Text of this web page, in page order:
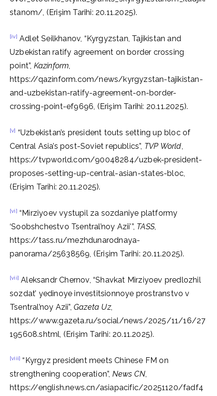
stanom/, (Erişim Tarihi: 20.11.2025).
[iv] Adlet Seilkhanov, “Kyrgyzstan, Tajikistan and
Uzbekistan ratify agreement on border crossing
point”, Kazinform,
https://qazinform.com/news/kyrgyzstan-tajikistan-
and-uzbekistan-ratify-agreement-on-border-
crossing-point-ef9696, (Erişim Tarihi: 20.11.2025).
[v] “Uzbekistan’s president touts setting up bloc of
Central Asia’s post-Soviet republics”, TVP World,
https://tvpworld.com/90048284/uzbek-president-
proposes-setting-up-central-asian-states-bloc,
(Erişim Tarihi: 20.11.2025).
[vi] “Mirziyoev vystupil za sozdaniye platformy
‘Soobshchestvo Tsentral’noy Azii’”, TASS,
https://tass.ru/mezhdunarodnaya-
panorama/25638569, (Erişim Tarihi: 20.11.2025).
[vii] Aleksandr Chernov, “Shavkat Mirziyoev predlozhil
sozdat’ yedinoye investitsionnoye prostranstvo v
Tsentral’noy Azii”, Gazeta Uz,
https://www.gazeta.ru/social/news/2025/11/16/27
195608.shtml, (Erişim Tarihi: 20.11.2025).
[viii] “Kyrgyz president meets Chinese FM on
strengthening cooperation”, News CN,
https://english.news.cn/asiapacific/20251120/fadf4